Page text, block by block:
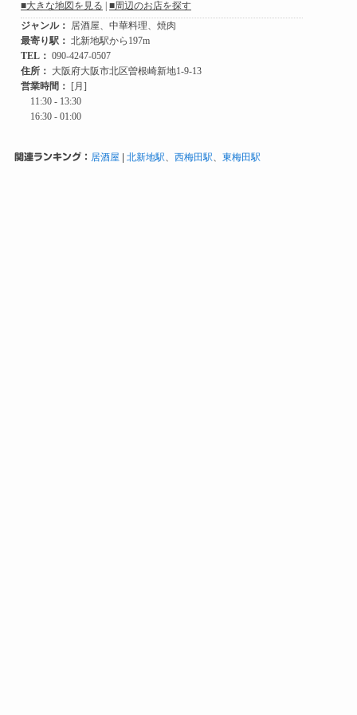
関連ランキング： 居酒屋 北新地駅、 西梅田駅、 東梅田駅